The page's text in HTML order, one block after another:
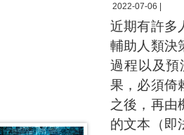
2022-07-06 |
近期有許多
輔助人類決
過程以及預
果，必須倚
之後，再由
的文本（即